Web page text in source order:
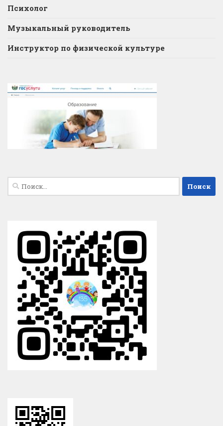
Психолог
Музыкальный руководитель
Инструктор по физической культуре
Найти: